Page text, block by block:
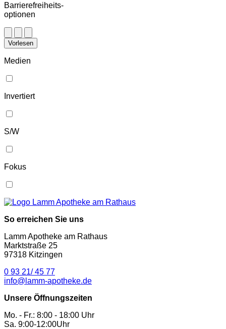
Barrierefreiheits-
optionen
Vorlesen
Medien
Invertiert
S/W
Fokus
So erreichen Sie uns
Lamm Apotheke am Rathaus
Marktstraße 25
97318 Kitzingen
0 93 21/ 45 77
info@lamm-apotheke.de
Unsere Öffnungszeiten
Mo. - Fr.: 8:00 - 18:00 Uhr
Sa. 9:00-12:00Uhr